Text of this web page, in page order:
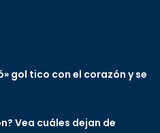
gol tico con el corazón y se
Vea cuáles dejan de